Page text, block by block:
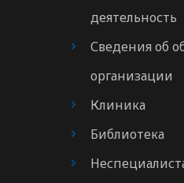
деятельность
Сведения об
организации
Клиника
Библиотека